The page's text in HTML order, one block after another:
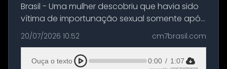
Brasil - Uma mulher descobriu que havia sido
vítima de importunação sexual somente após
assistir a um vídeo que gravou enquanto
treinava na academia de um condomínio em
Feira de Santana, na Bahia. O c...
20/07/2026 10:52 cm7brasil.com
Ouça o texto 0:00 / 1:07